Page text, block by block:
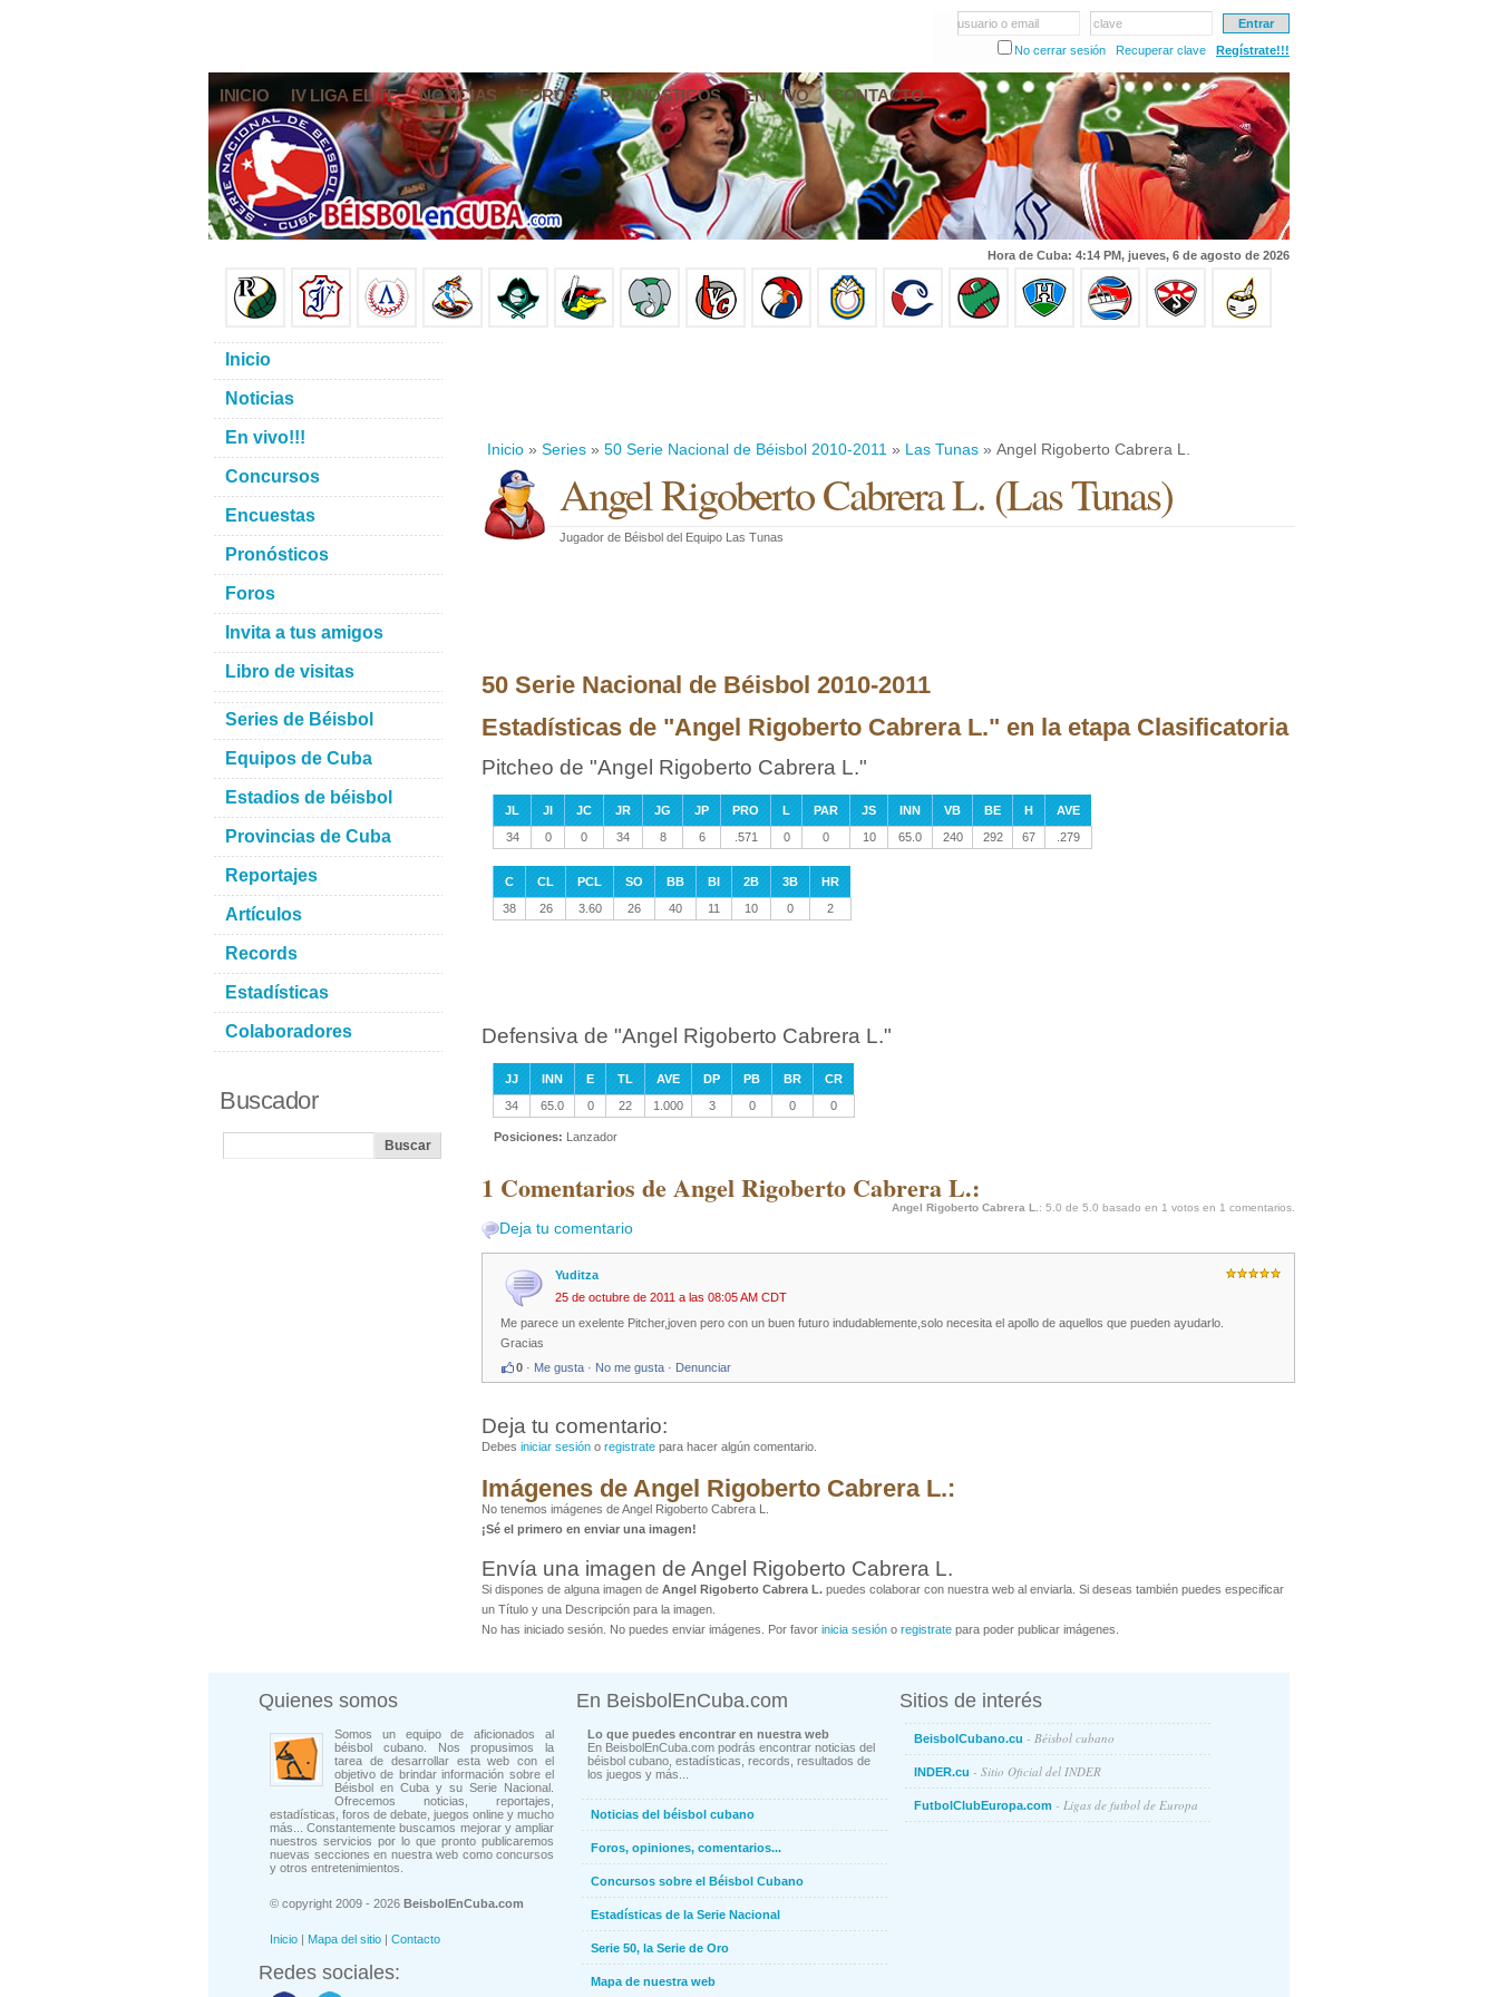
usuario o email
clave
No cerrar sesión
Recuperar clave Regístrate!!!
INICIO IV LIGA ELITE NOTICIAS FOROS PRONÓSTICOS EN VIVO CONTACTO
Hora de Cuba: 4:14 PM, jueves, 6 de agosto de 2026
Inicio » Series » 50 Serie Nacional de Béisbol 2010-2011 » Las Tunas » Angel Rigoberto Cabrera L.
Angel Rigoberto Cabrera L.(Las Tunas)
Jugador de Béisbol del Equipo Las Tunas
50 Serie Nacional de Béisbol 2010-2011
Estadísticas de "Angel Rigoberto Cabrera L." en la etapa Clasificatoria
Pitcheo de "Angel Rigoberto Cabrera L."
JL JI JC JR JG JP PRO L PAR JS INN VB BE H
AVE
34
0 0 34 8 6 .571 0 0 10 65.0 240 292 67 .279
C CL PCL SO BB BI 2B 3B
HR
38
26 3.60 26 40 11 10 0 2
Defensiva de "Angel Rigoberto Cabrera L."
JJ INN E TL AVE DP PB BR
CR
34
65.0 0 22 1.000 3 0 0 0
Posiciones: Lanzador
1 Comentarios de Angel Rigoberto Cabrera L.:
Angel Rigoberto Cabrera L. : 5.0 de 5.0 basado en 1 votos en 1 comentarios.
Deja tu comentario
Yuditza
25 de octubre de 2011 a las 08:05 AM CDT
Me parece un exelente Pitcher,joven pero con un buen futuro indudablemente,solo necesita el apollo de aquellos que pueden ayudarlo.
Gracias
0 · Me gusta · No me gusta · Denunciar
Deja tu comentario:
Debes iniciar sesión o registrate para hacer algún comentario.
Imágenes de Angel Rigoberto Cabrera L.:
No tenemos imágenes de Angel Rigoberto Cabrera L.
¡Sé el primero en enviar una imagen!
Envía una imagen de Angel Rigoberto Cabrera L.
Si dispones de alguna imagen de Angel Rigoberto Cabrera L. puedes colaborar con nuestra web al enviarla. Si deseas también puedes especificar
un Título y una Descripción para la imagen.
No has iniciado sesión. No puedes enviar imágenes. Por favor inicia sesión o registrate para poder publicar imágenes.
Inicio
Noticias
En vivo!!!
Concursos
Encuestas
Pronósticos
Foros
Invita a tus amigos
Libro de visitas
Series de Béisbol
Equipos de Cuba
Estadios de béisbol
Provincias de Cuba
Reportajes
Artículos
Records
Estadísticas
Colaboradores
Buscador
Quienes somos
Somos un equipo de aficionados al
béisbol cubano. Nos propusimos la
tarea de desarrollar esta web con el
objetivo de brindar información sobre el
Béisbol en Cuba y su Serie Nacional.
Ofrecemos noticias, reportajes,
estadísticas, foros de debate, juegos online y mucho
más... Constantemente buscamos mejorar y ampliar
nuestros servicios por lo que pronto publicaremos
nuevas secciones en nuestra web como concursos
y otros entretenimientos.
© copyright 2009 - 2026 BeisbolEnCuba.com
Inicio | Mapa del sitio | Contacto
Redes sociales:
En BeisbolEnCuba.com
Lo que puedes encontrar en nuestra web
En BeisbolEnCuba.com podrás encontrar noticias del
béisbol cubano, estadísticas, records, resultados de
los juegos y más...
Noticias del béisbol cubano
Foros, opiniones, comentarios...
Concursos sobre el Béisbol Cubano
Estadísticas de la Serie Nacional
Serie 50, la Serie de Oro
Mapa de nuestra web
Sitios de interés
BeisbolCubano.cu - Béisbol cubano
INDER.cu - Sitio Oficial del INDER
FutbolClubEuropa.com - Ligas de futbol de Europa